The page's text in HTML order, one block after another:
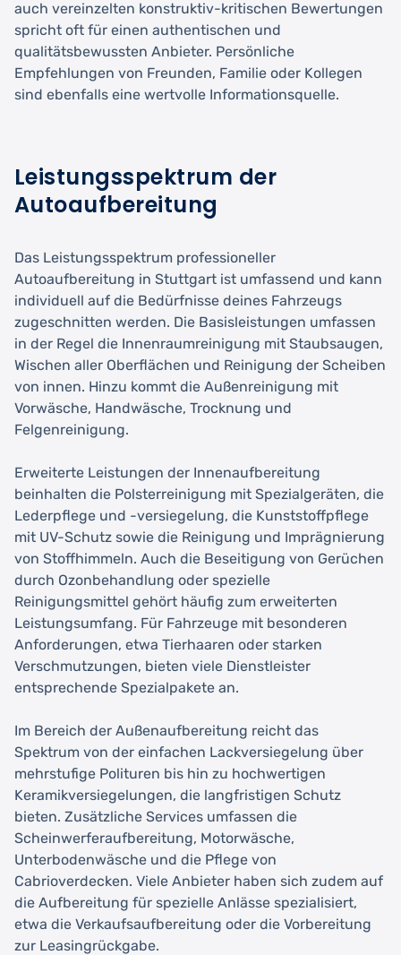
auch vereinzelten konstruktiv-kritischen Bewertungen
spricht oft für einen authentischen und
qualitätsbewussten Anbieter. Persönliche
Empfehlungen von Freunden, Familie oder Kollegen
sind ebenfalls eine wertvolle Informationsquelle.
Leistungsspektrum der
Autoaufbereitung
Das Leistungsspektrum professioneller
Autoaufbereitung in Stuttgart ist umfassend und kann
individuell auf die Bedürfnisse deines Fahrzeugs
zugeschnitten werden. Die Basisleistungen umfassen
in der Regel die Innenraumreinigung mit Staubsaugen,
Wischen aller Oberflächen und Reinigung der Scheiben
von innen. Hinzu kommt die Außenreinigung mit
Vorwäsche, Handwäsche, Trocknung und
Felgenreinigung.
Erweiterte Leistungen der Innenaufbereitung
beinhalten die Polsterreinigung mit Spezialgeräten, die
Lederpflege und -versiegelung, die Kunststoffpflege
mit UV-Schutz sowie die Reinigung und Imprägnierung
von Stoffhimmeln. Auch die Beseitigung von Gerüchen
durch Ozonbehandlung oder spezielle
Reinigungsmittel gehört häufig zum erweiterten
Leistungsumfang. Für Fahrzeuge mit besonderen
Anforderungen, etwa Tierhaaren oder starken
Verschmutzungen, bieten viele Dienstleister
entsprechende Spezialpakete an.
Im Bereich der Außenaufbereitung reicht das
Spektrum von der einfachen Lackversiegelung über
mehrstufige Polituren bis hin zu hochwertigen
Keramikversiegelungen, die langfristigen Schutz
bieten. Zusätzliche Services umfassen die
Scheinwerferaufbereitung, Motorwäsche,
Unterbodenwäsche und die Pflege von
Cabrioverdecken. Viele Anbieter haben sich zudem auf
die Aufbereitung für spezielle Anlässe spezialisiert,
etwa die Verkaufsaufbereitung oder die Vorbereitung
zur Leasingrückgabe.